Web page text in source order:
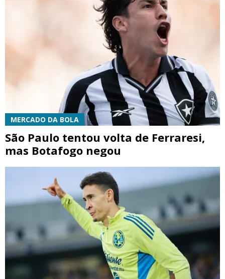
MERCADO DA BOLA
São Paulo tentou volta de Ferraresi,
mas Botafogo negou